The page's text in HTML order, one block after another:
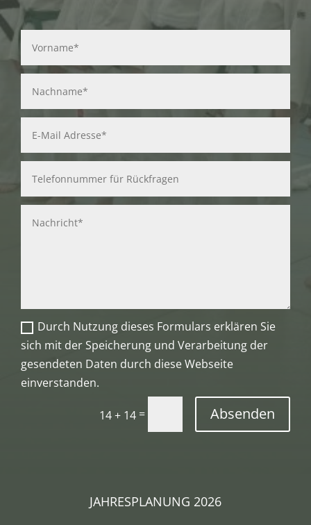
Durch Nutzung dieses Formulars erklären Sie
sich mit der Speicherung und Verarbeitung der
gesendeten Daten durch diese Webseite
einverstanden.
14 + 14 = Absenden
JAHRESPLANUNG 2026